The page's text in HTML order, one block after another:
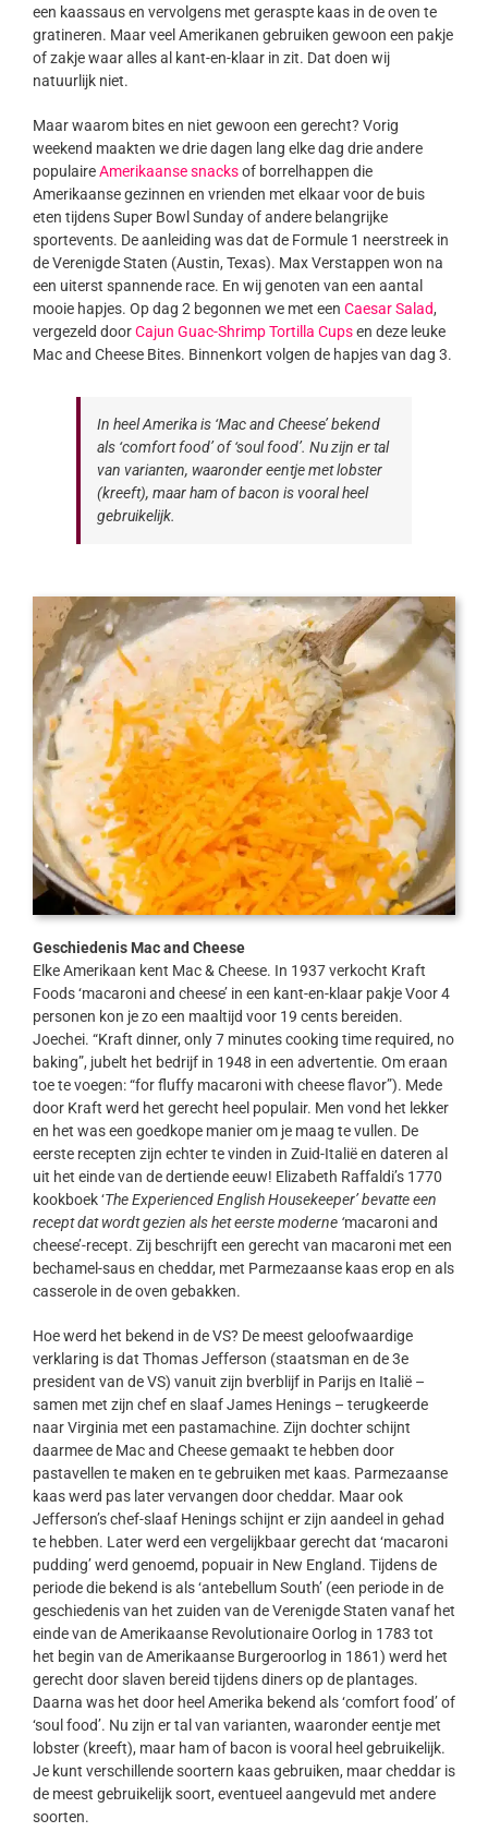
een kaassaus en vervolgens met geraspte kaas in de oven te
gratineren. Maar veel Amerikanen gebruiken gewoon een pakje
of zakje waar alles al kant-en-klaar in zit. Dat doen wij
natuurlijk niet.
Maar waarom bites en niet gewoon een gerecht? Vorig
weekend maakten we drie dagen lang elke dag drie andere
populaireAmerikaanse snacksof borrelhappen die
Amerikaanse gezinnen en vrienden met elkaar voor de buis
eten tijdens Super Bowl Sunday of andere belangrijke
sportevents. De aanleiding was dat de Formule 1 neerstreek in
de Verenigde Staten (Austin, Texas). Max Verstappen won na
een uiterst spannende race. En wij genoten van een aantal
mooie hapjes. Op dag 2 begonnen we met een Caesar Salad,
vergezeld doorCajun Guac-Shrimp Tortilla Cupsen deze leuke
Mac and Cheese Bites. Binnenkort volgen de hapjes van dag 3.
In heel Amerika is ‘Mac and Cheese’ bekend
als ‘comfort food’ of ‘soul food’. Nu zijn er tal
van varianten, waaronder eentje met lobster
(kreeft), maar ham of bacon is vooral heel
gebruikelijk.
Geschiedenis Mac and Cheese
Elke Amerikaan kent Mac & Cheese. In 1937 verkocht Kraft
Foods ‘macaroni and cheese’ in een kant-en-klaar pakje Voor 4
personen kon je zo een maaltijd voor 19 cents bereiden.
Joechei. “Kraft dinner, only 7 minutes cooking time required, no
baking”, jubelt het bedrijf in 1948 in een advertentie. Om eraan
toe te voegen: “for fluffy macaroni with cheese flavor”). Mede
door Kraft werd het gerecht heel populair. Men vond het lekker
en het was een goedkope manier om je maag te vullen. De
eerste recepten zijn echter te vinden in Zuid-Italië en dateren al
uit het einde van de dertiende eeuw! Elizabeth Raffaldi’s 1770
kookboek ‘The Experienced English Housekeeper’ bevatte een
recept dat wordt gezien als het eerste moderne ‘macaroni and
cheese’-recept. Zij beschrijft een gerecht van macaroni met een
bechamel-saus en cheddar, met Parmezaanse kaas erop en als
casserole in de oven gebakken.
Hoe werd het bekend in de VS? De meest geloofwaardige
verklaring is dat Thomas Jefferson (staatsman en de 3e
president van de VS) vanuit zijn bverblijf in Parijs en Italië –
samen met zijn chef en slaaf James Henings – terugkeerde
naar Virginia met een pastamachine. Zijn dochter schijnt
daarmee de Mac and Cheese gemaakt te hebben door
pastavellen te maken en te gebruiken met kaas. Parmezaanse
kaas werd pas later vervangen door cheddar. Maar ook
Jefferson’s chef-slaaf Henings schijnt er zijn aandeel in gehad
te hebben. Later werd een vergelijkbaar gerecht dat ‘macaroni
pudding’ werd genoemd, popuair in New England. Tijdens de
periode die bekend is als ‘antebellum South’ (een periode in de
geschiedenis van het zuiden van de Verenigde Staten vanaf het
einde van de Amerikaanse Revolutionaire Oorlog in 1783 tot
het begin van de Amerikaanse Burgeroorlog in 1861) werd het
gerecht door slaven bereid tijdens diners op de plantages.
Daarna was het door heel Amerika bekend als ‘comfort food’ of
‘soul food’. Nu zijn er tal van varianten, waaronder eentje met
lobster (kreeft), maar ham of bacon is vooral heel gebruikelijk.
Je kunt verschillende soortern kaas gebruiken, maar cheddar is
de meest gebruikelijk soort, eventueel aangevuld met andere
soorten.